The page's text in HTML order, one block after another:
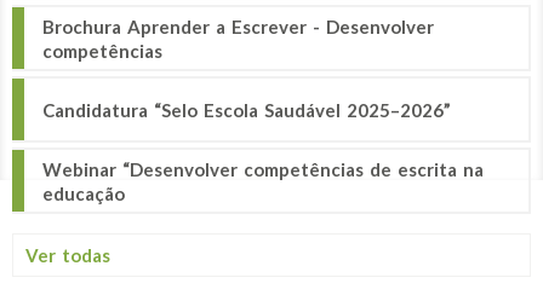
Brochura Aprender a Escrever - Desenvolver
competências
Candidatura “Selo Escola Saudável 2025–2026”
Webinar “Desenvolver competências de escrita na
educação
Ver todas